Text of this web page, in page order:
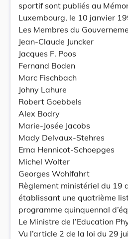
sportif sont publiés au
Luxembourg, le 10 janvier
Les Membres du
Jean-Claude Juncker
Jacques F. Poos
Fernand Boden
Marc Fischbach
Johny Lahure
Robert Goebbels
Alex Bodry
Marie-Josée Jacobs
Mady Delvaux-Stehres
Erna Hennicot-Schoepges
Michel Wolter
Georges Wohlfahrt
Règlement ministériel du 19
établissant une quatrième
programme quinquennal
Le Ministre de l’Education
Vu l’article 2 de la loi du 29